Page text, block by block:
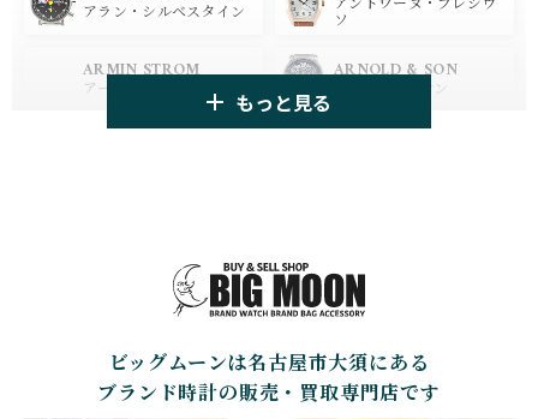
ブランパン ブライトリング
HUBLOT
ウブロ
ZENITH
BELL＆ROSS SINN
ジン
CARTIER
カルティエ
CHANEL
シャネル
アラン・シルベスタイン
ソ
ARMIN STROM
アーミン・シュトローム
ARNOLD & SON
アーノルド&サン
BAMFORD LONDON
バンフォード・ロンドン
BAUME&MERCIER
ボーム＆メルシエ
BEAUBLEU
ボーブルー
BELL＆ROSS
ベル＆ロス
もっと見る
ビッグムーンは名古屋市大須にある
ブランド時計の販売・買取専門店です